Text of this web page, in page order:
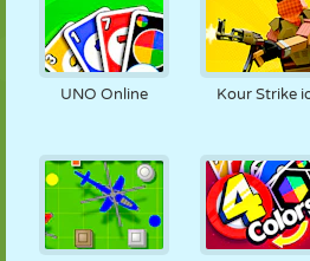
UNO Online Kour Strike